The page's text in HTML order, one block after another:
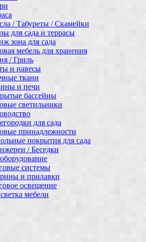
/ Табуреты / Скамейки
для сада и террасы
зона для сада
мебель для хранения
/ Гриль
и навесы
ткани
и печи
бассейны
светильники
для сада
принадлежности
покрытия для сада
/ Беседки
системы
и прилавки
освещение
мебели